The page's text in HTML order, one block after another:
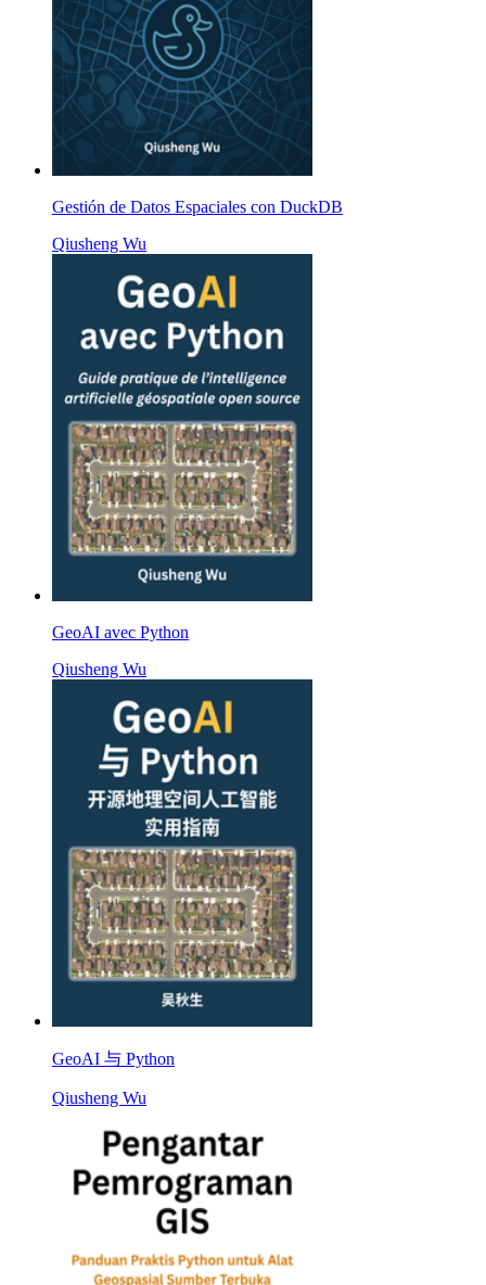
Gestión de Datos Espaciales con DuckDB
Qiusheng Wu
GeoAI avec Python
Qiusheng Wu
GeoAI 与 Python
Qiusheng Wu